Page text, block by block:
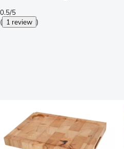
0.5/5
( 1 review )